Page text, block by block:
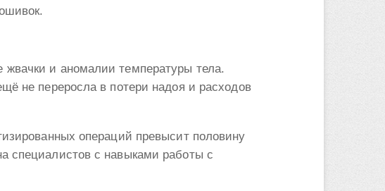
и аномалии температуры тела.
не переросла в потери надоя и расходов
операций превысит половину
специалистов с навыками работы с